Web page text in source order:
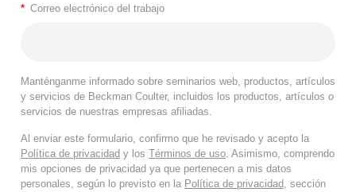
* Correo electrónico del trabajo
Manténganme informado sobre seminarios web, productos, artículos
y servicios de Beckman Coulter, incluidos los productos, artículos o
servicios de nuestras empresas afiliadas.
Al enviar este formulario, confirmo que he revisado y acepto la
Política de privacidad y los Términos de uso. Asimismo, comprendo
mis opciones de privacidad ya que pertenecen a mis datos
personales, según lo previsto en la Política de privacidad, sección